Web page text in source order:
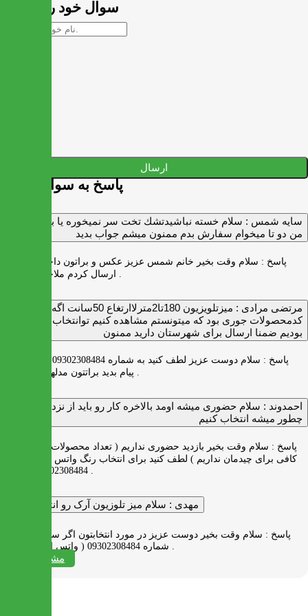
سوال خود را بپرسید
ارسال
پاسخ به سوالات شما
سايه شمس : سلام خسته نباشيدتشك تخت سر نميخوره يا برنميگرده
من دو تا ميخوام سفارش بدم ممنون ميشم جواب بديد
پاسخ : سلام وقت بخیر خانم شمس عزیز عکس و براتون داخل واتس اپ
مرتضی مرادی :
میزتلویزیون 180تا2مترلاارتغاع 50سانت اگه
کدمحصولات جوری بود که میتونستم مشاهده کنیم توانتخاب راحت‌تر
بودیم ضمنا ارسال برای شهرستان دارید ممنون
پاسخ :
پیام بدید براتتون مدلها رو بفرستیم .
احمدوند : سلام حضوری میشه اومد بالاخره کار رو باید از نزدیک دید
چطور میشه انتخاب کنیم
پاسخ : سلام وقت بخیر بازدید حضوری نداریم ( تعداد محصولات زیاد و فضای
کافی برای چیدمان نداریم ) لطف کنید برای انتخاب رنگ واتس اپ به شماره
مهدی : سلام میز تلوزیون آرک رو انتخاب کردم
پاسخ : سلام وقت بخیر دوست عزیز در مورد انتخابتون اگر سوالی دارید به
شماره 09302308484 ( واتس اپ ) پیام بدید .
مشاهده همه